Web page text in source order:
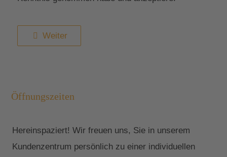
Weiter
Öffnungszeiten
Hereinspaziert! Wir freuen uns, Sie in unserem
Kundenzentrum persönlich zu einer individuellen